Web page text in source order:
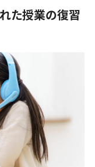
た授業の復習